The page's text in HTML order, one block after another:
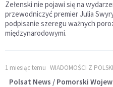
Zełenski nie pojawi się na
przewodniczyć premier Julia
podpisanie szeregu ważnych
międzynarodowymi.
1 miesiąc temu WIADOMOŚCI Z POLSKI
Polsat News / Pomorski